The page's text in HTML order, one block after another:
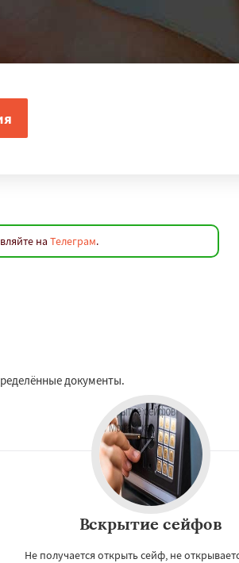
на Телеграм.
документы.
Вскрытие сейфов
Не получается открыть сейф, не